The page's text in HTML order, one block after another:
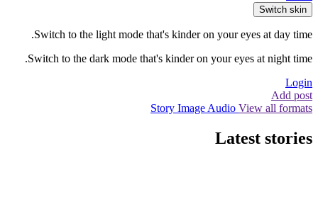
Switch skin
Switch to the light mode that's kinder on your eyes at day time.
Switch to the dark mode that's kinder on your eyes at night time.
Login
Add post
Story Image Audio View all formats
Latest stories